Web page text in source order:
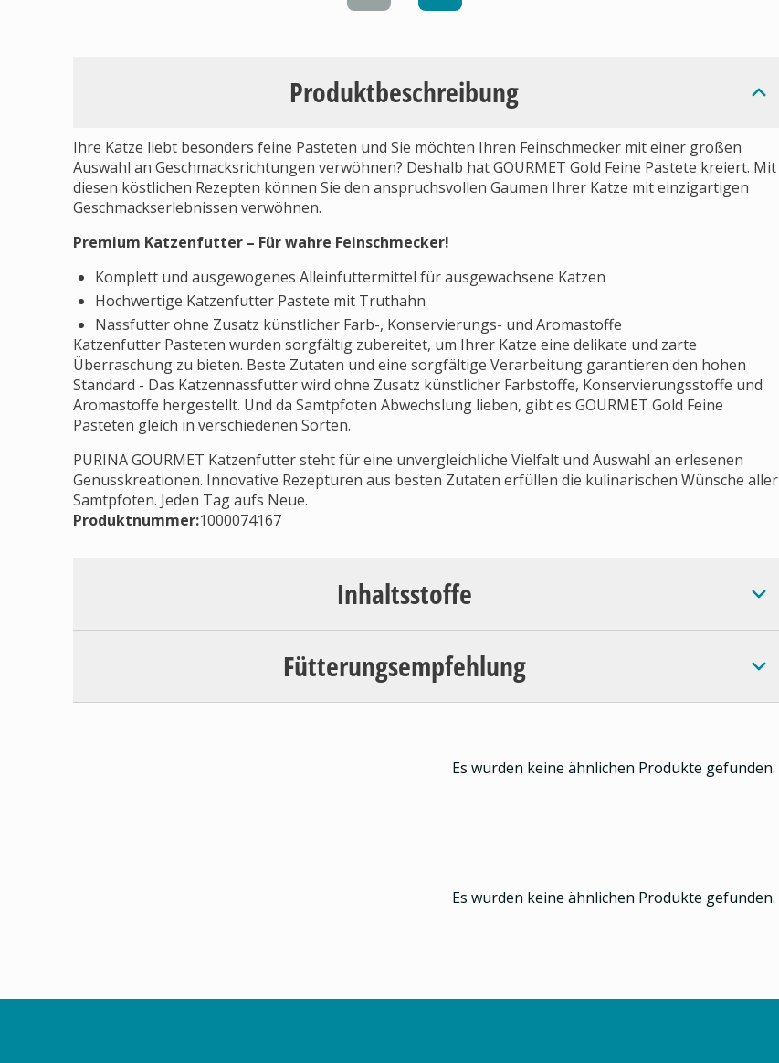
Produktbeschreibung
Ihre Katze liebt besonders feine Pasteten und Sie möchten Ihren Feinschmecker mit einer großen
Auswahl an Geschmacksrichtungen verwöhnen? Deshalb hat GOURMET Gold Feine Pastete kreiert. Mit
diesen köstlichen Rezepten können Sie den anspruchsvollen Gaumen Ihrer Katze mit einzigartigen
Geschmackserlebnissen verwöhnen.
Premium Katzenfutter – Für wahre Feinschmecker!
Komplett und ausgewogenes Alleinfuttermittel für ausgewachsene Katzen
Hochwertige Katzenfutter Pastete mit Truthahn
Nassfutter ohne Zusatz künstlicher Farb-, Konservierungs- und Aromastoffe
Katzenfutter Pasteten wurden sorgfältig zubereitet, um Ihrer Katze eine delikate und zarte
Überraschung zu bieten. Beste Zutaten und eine sorgfältige Verarbeitung garantieren den hohen
Standard - Das Katzennassfutter wird ohne Zusatz künstlicher Farbstoffe, Konservierungsstoffe und
Aromastoffe hergestellt. Und da Samtpfoten Abwechslung lieben, gibt es GOURMET Gold Feine
Pasteten gleich in verschiedenen Sorten.
PURINA GOURMET Katzenfutter steht für eine unvergleichliche Vielfalt und Auswahl an erlesenen
Genusskreationen. Innovative Rezepturen aus besten Zutaten erfüllen die kulinarischen Wünsche aller
Samtpfoten. Jeden Tag aufs Neue.
Produktnummer:1000074167
Inhaltsstoffe
Fütterungsempfehlung
Es wurden keine ähnlichen Produkte gefunden.
Es wurden keine ähnlichen Produkte gefunden.